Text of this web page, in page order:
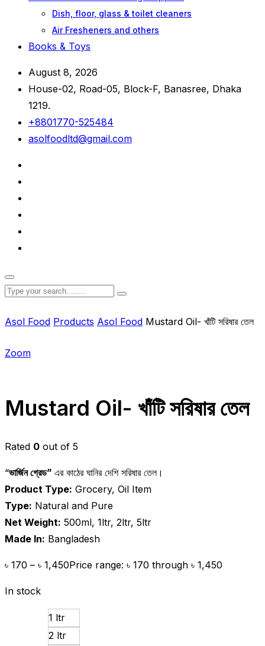
Dish, floor, glass & toilet cleaners
Air Fresheners and others
Books & Toys
August 8, 2026
House-02, Road-05, Block-F, Banasree, Dhaka
1219.
+8801770-525484
asolfoodltd@gmail.com
Asol Food Products Asol Food Mustard Oil- খাঁটি সরিষার তেল
Zoom
Mustard Oil- খাঁটি সরিষার তেল
Rated 0 out of 5
“ভার্জিন গ্রেড” এর কাঠের ঘানির দেশি সরিষার তেল।
Product Type: Grocery, Oil Item
Type: Natural and Pure
Net Weight: 500ml, 1ltr, 2ltr, 5ltr
Made In: Bangladesh
৳ 170 – ৳ 1,450Price range: ৳ 170 through ৳ 1,450
In stock
1 ltr
2 ltr